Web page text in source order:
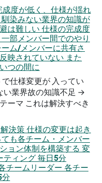
度が低く、仕様が揺れ
染みない業界の知識が
は難しい 仕様の完成度
部メンバー間でのやり
ム/メンバーに共有さ
映されていない また
つの間に
仕様変更が 入ってい
い業界故の知識不足 →
ーマ これは解決すべき
決策 仕様の変更は起き
も各チーム・メンバー
ョン体制を構築する 変
ティング 毎日5分
チームリーダー 各チー